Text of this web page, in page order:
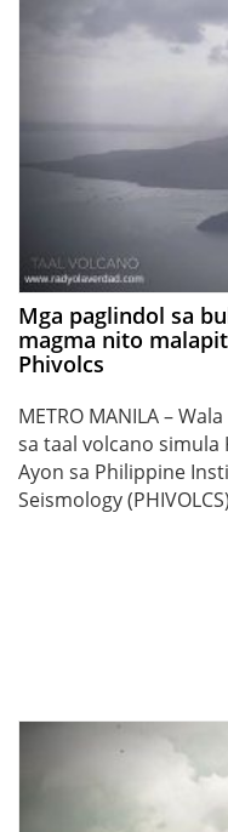
Mga paglindol sa
magma nito
Phivolcs
METRO MANILA –
sa taal volcano simula
Ayon sa Philippine
Seismology